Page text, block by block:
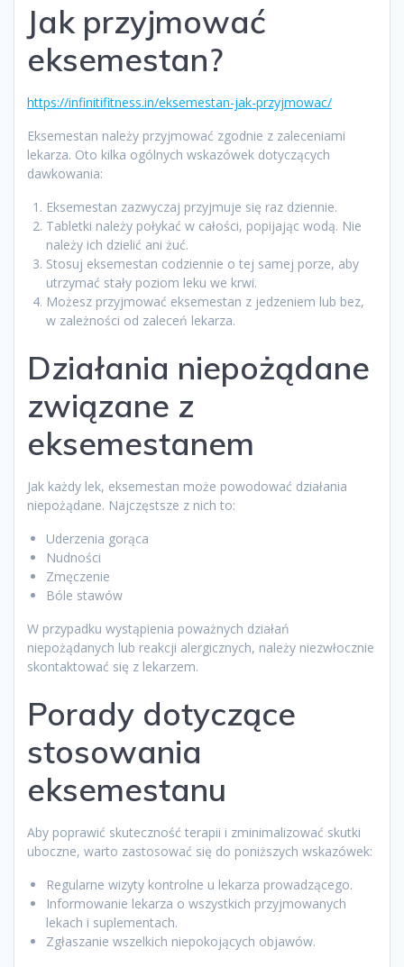
Jak przyjmować
eksemestan?
https://infinitifitness.in/eksemestan-jak-przyjmowac/
Eksemestan należy przyjmować zgodnie z zaleceniami
lekarza. Oto kilka ogólnych wskazówek dotyczących
dawkowania:
Eksemestan zazwyczaj przyjmuje się raz dziennie.
Tabletki należy połykać w całości, popijając wodą. Nie
należy ich dzielić ani żuć.
Stosuj eksemestan codziennie o tej samej porze, aby
utrzymać stały poziom leku we krwi.
Możesz przyjmować eksemestan z jedzeniem lub bez,
w zależności od zaleceń lekarza.
Działania niepożądane
związane z
eksemestanem
Jak każdy lek, eksemestan może powodować działania
niepożądane. Najczęstsze z nich to:
Uderzenia gorąca
Nudności
Zmęczenie
Bóle stawów
W przypadku wystąpienia poważnych działań
niepożądanych lub reakcji alergicznych, należy niezwłocznie
skontaktować się z lekarzem.
Porady dotyczące
stosowania
eksemestanu
Aby poprawić skuteczność terapii i zminimalizować skutki
uboczne, warto zastosować się do poniższych wskazówek:
Regularne wizyty kontrolne u lekarza prowadzącego.
Informowanie lekarza o wszystkich przyjmowanych
lekach i suplementach.
Zgłaszanie wszelkich niepokojących objawów.